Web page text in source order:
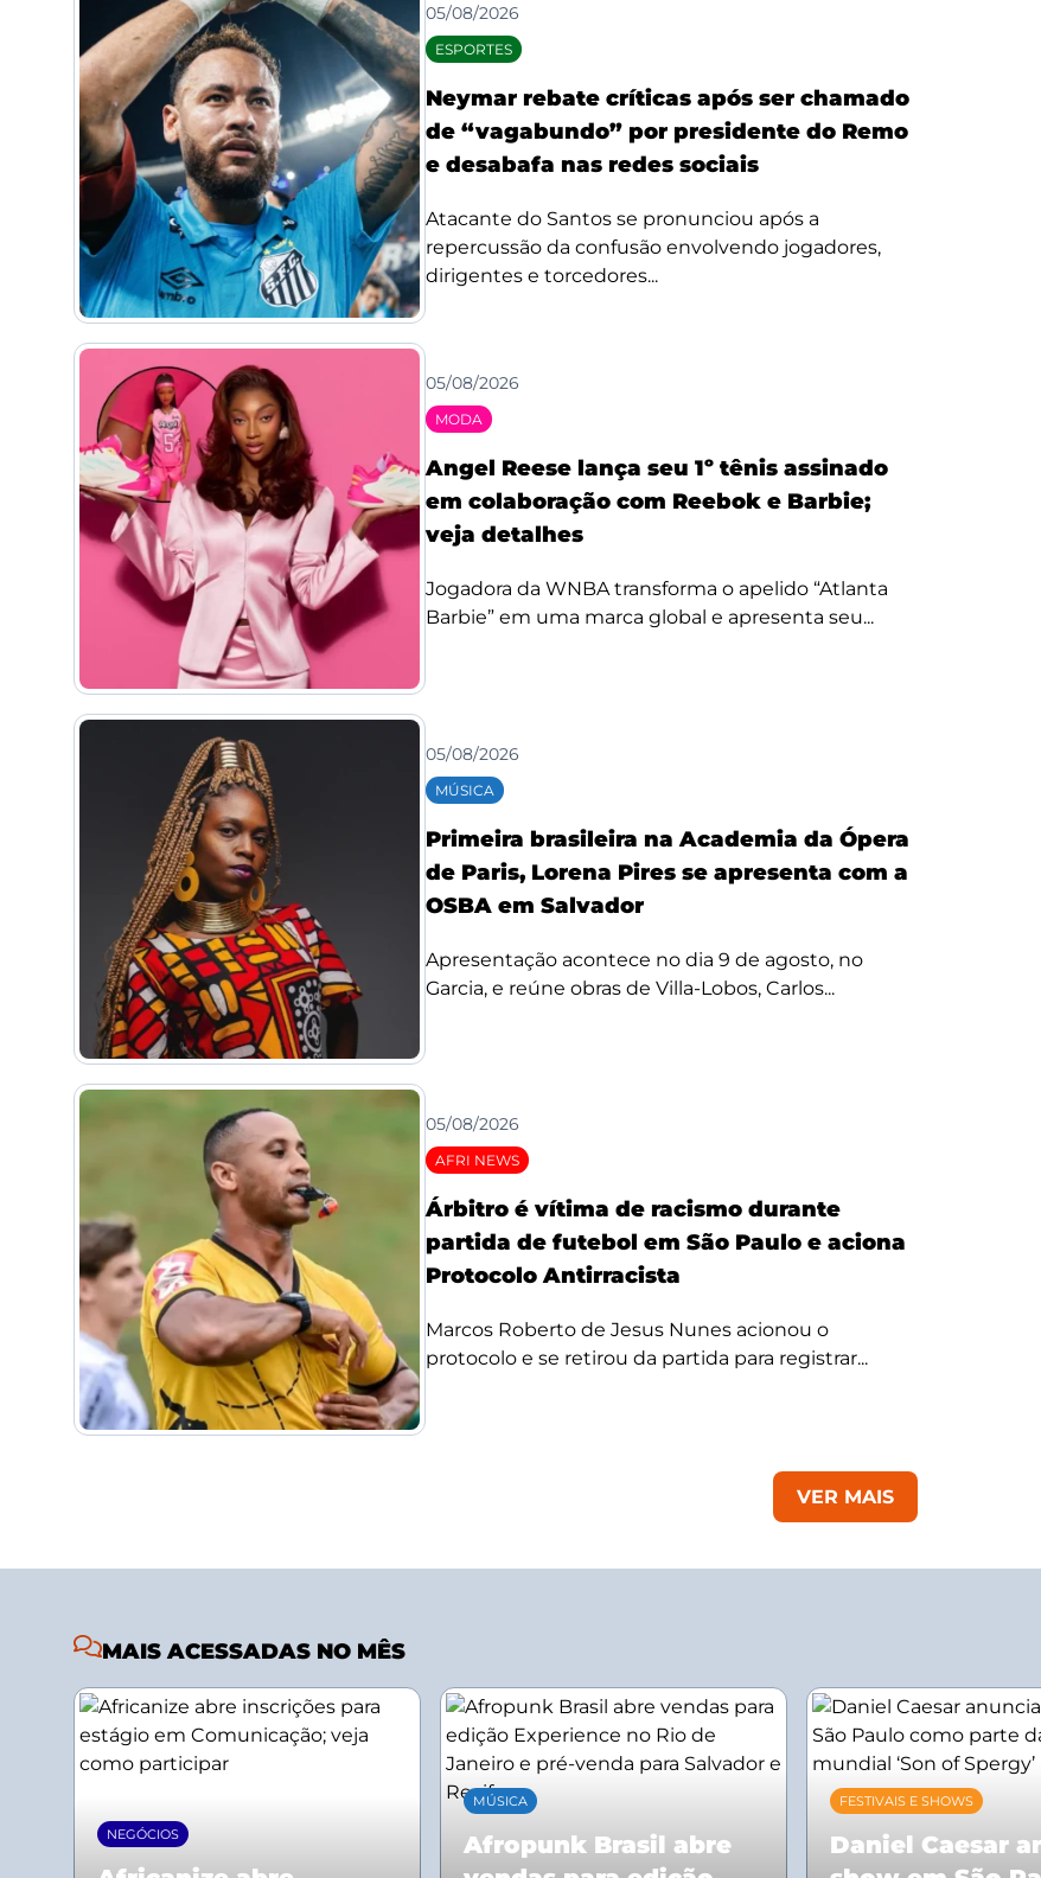
05/08/2026
ESPORTES
Neymar rebate críticas após ser chamado
de “vagabundo” por presidente do Remo
e desabafa nas redes sociais
Atacante do Santos se pronunciou após a
repercussão da confusão envolvendo jogadores,
dirigentes e torcedores...
05/08/2026
MODA
Angel Reese lança seu 1º tênis assinado
em colaboração com Reebok e Barbie;
veja detalhes
Jogadora da WNBA transforma o apelido “Atlanta
Barbie” em uma marca global e apresenta seu...
05/08/2026
MÚSICA
Primeira brasileira na Academia da Ópera
de Paris, Lorena Pires se apresenta com a
OSBA em Salvador
Apresentação acontece no dia 9 de agosto, no
Garcia, e reúne obras de Villa-Lobos, Carlos...
05/08/2026
AFRI NEWS
Árbitro é vítima de racismo durante
partida de futebol em São Paulo e aciona
Protocolo Antirracista
Marcos Roberto de Jesus Nunes acionou o
protocolo e se retirou da partida para registrar...
VER MAIS
MAIS ACESSADAS NO MÊS
NEGÓCIOS
MÚSICA
Afropunk Brasil abre
FESTIVAIS E SHOWS
Daniel Caesar